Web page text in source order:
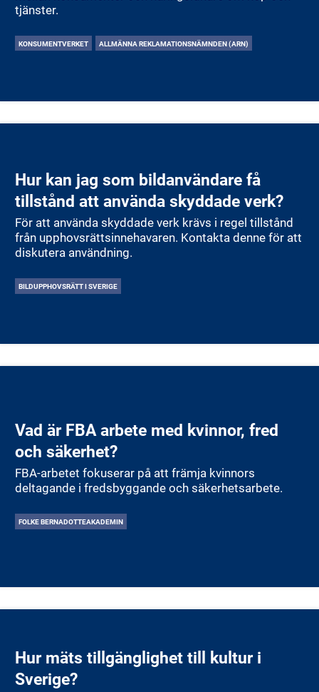
tjänster.
KONSUMENTVERKET ALLMÄNNA REKLAMATIONSNÄMNDEN (ARN)
Hur kan jag som bildanvändare få
tillstånd att använda skyddade verk?
För att använda skyddade verk krävs i regel tillstånd
från upphovsrättsinnehavaren. Kontakta denne för att
diskutera användning.
BILDUPPHOVSRÄTT I SVERIGE
Vad är FBA arbete med kvinnor, fred
och säkerhet?
FBA-arbetet fokuserar på att främja kvinnors
deltagande i fredsbyggande och säkerhetsarbete.
FOLKE BERNADOTTEAKADEMIN
Hur mäts tillgänglighet till kultur i
Sverige?